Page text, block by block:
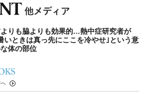
りも脇よりも効果的…熱中症研究者が
いときは真っ先にここを冷やせ｣という意
体の部位
へ